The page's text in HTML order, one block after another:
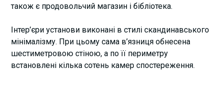
також є продовольчий магазин і бібліотека.
Інтер’єри установи виконані в стилі скандинавського
мінімалізму. При цьому сама в’язниця обнесена
шестиметровою стіною, а по її периметру
встановлені кілька сотень камер спостереження.